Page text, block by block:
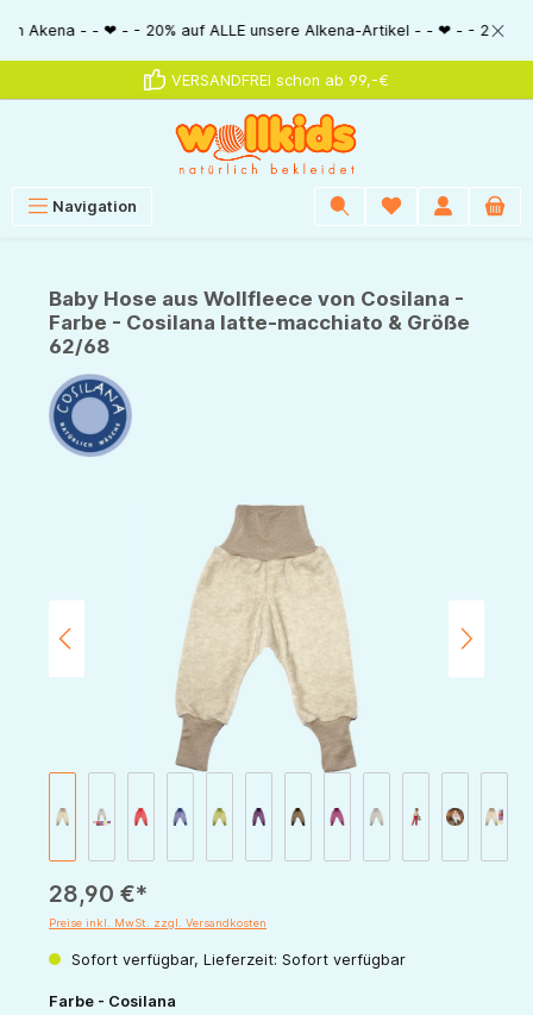
springen
- - ❤ - - 20% auf ALLE unsere Alkena-Artikel - - ❤ - - 20% NUR
VERSANDFREI schon ab 99,-€
Navigation
Baby Hose aus Wollfleece von Cosilana -
Farbe - Cosilana latte-macchiato & Größe
62/68
Bildergalerie überspringen
28,90 €*
Preise inkl. MwSt. zzgl. Versandkosten
Sofort verfügbar, Lieferzeit: Sofort verfügbar
Farbe - Cosilana